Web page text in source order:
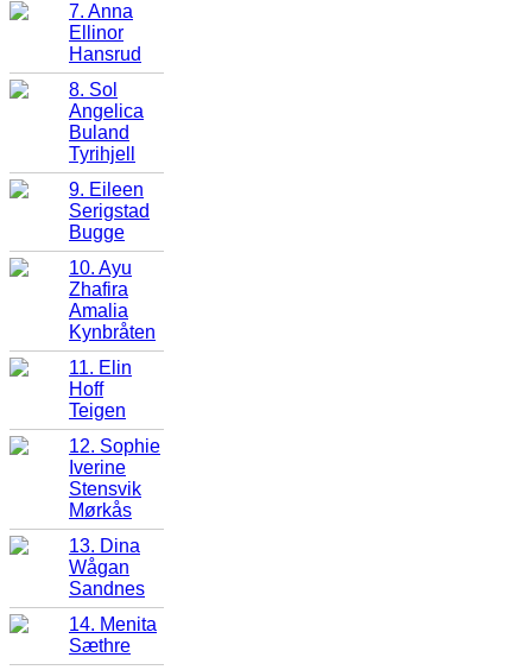
7. Anna
Ellinor
Hansrud
8. Sol
Angelica
Buland
Tyrihjell
9. Eileen
Serigstad
Bugge
10. Ayu
Zhafira
Amalia
Kynbråten
11. Elin
Hoff
Teigen
12. Sophie
Iverine
Stensvik
Mørkås
13. Dina
Wågan
Sandnes
14. Menita
Sæthre